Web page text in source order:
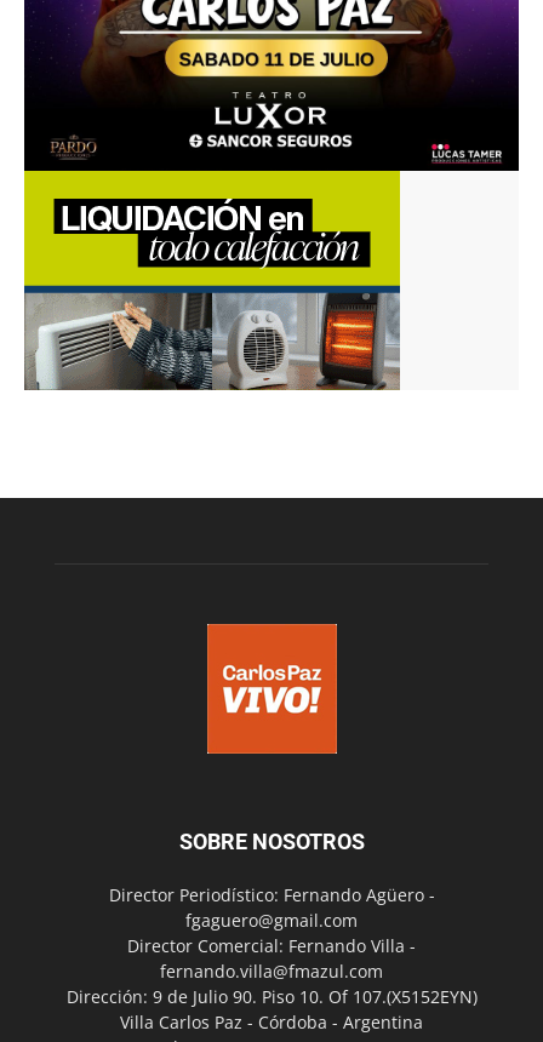
SOBRE NOSOTROS
Director Periodístico: Fernando Agüero -
fgaguero@gmail.com
Director Comercial: Fernando Villa -
fernando.villa@fmazul.com
Dirección: 9 de Julio 90. Piso 10. Of 107.(X5152EYN)
Villa Carlos Paz - Córdoba - Argentina